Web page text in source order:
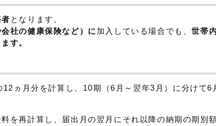
となります。
社の健康保険など）に 加入している場合でも、世帯
す。
ヵ月分を計算し、10期（6月～翌年3月）に分けて6
を再計算し、届出月の翌月にそれ以降の納期の期別